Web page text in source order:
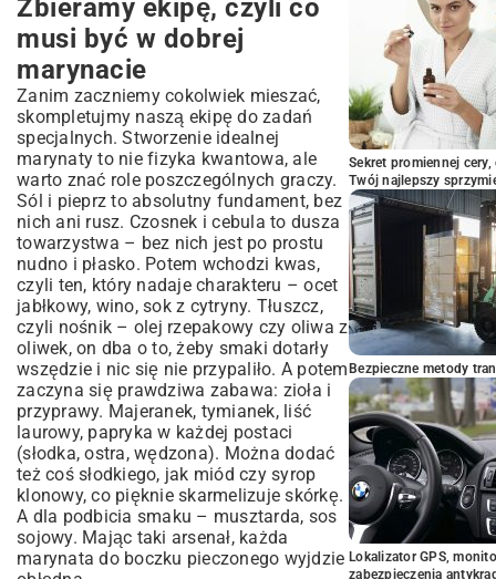
Zbieramy ekipę, czyli co
musi być w dobrej
marynacie
Zanim zaczniemy cokolwiek mieszać,
skompletujmy naszą ekipę do zadań
specjalnych. Stworzenie idealnej
marynaty to nie fizyka kwantowa, ale
warto znać role poszczególnych graczy.
Sól i pieprz to absolutny fundament, bez
nich ani rusz. Czosnek i cebula to dusza
towarzystwa – bez nich jest po prostu
nudno i płasko. Potem wchodzi kwas,
czyli ten, który nadaje charakteru – ocet
jabłkowy, wino, sok z cytryny. Tłuszcz,
czyli nośnik – olej rzepakowy czy oliwa z
oliwek, on dba o to, żeby smaki dotarły
wszędzie i nic się nie przypaliło. A potem
zaczyna się prawdziwa zabawa: zioła i
przyprawy. Majeranek, tymianek, liść
laurowy, papryka w każdej postaci
(słodka, ostra, wędzona). Można dodać
też coś słodkiego, jak miód czy syrop
klonowy, co pięknie skarmelizuje skórkę.
A dla podbicia smaku – musztarda, sos
sojowy. Mając taki arsenał, każda
marynata do boczku pieczonego wyjdzie
Sekret promiennej
Twój najlepszy
Bezpieczne metody
Lokalizator GPS,
zabezpieczenia